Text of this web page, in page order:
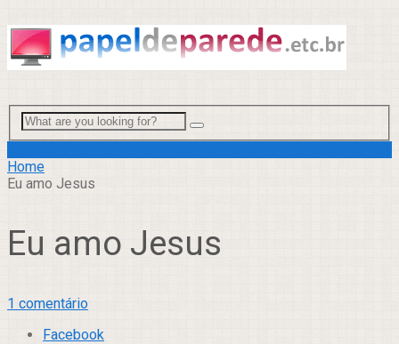
Home
Eu amo Jesus
Eu amo Jesus
1 comentário
Facebook